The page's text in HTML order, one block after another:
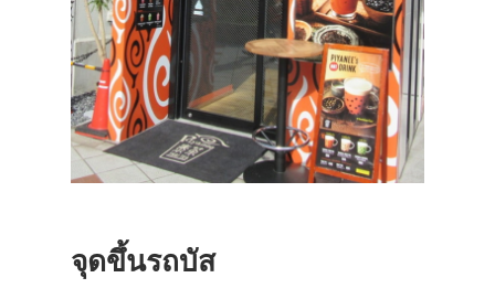
จุดขึ้นรถบัส